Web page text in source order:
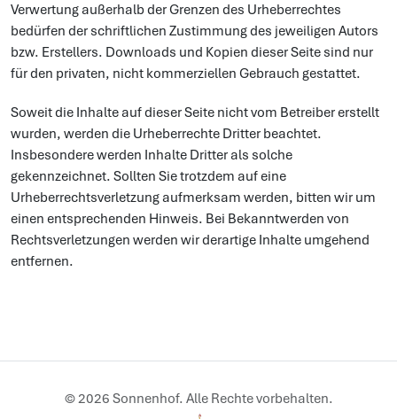
Verwertung außerhalb der Grenzen des Urheberrechtes
bedürfen der schriftlichen Zustimmung des jeweiligen Autors
bzw. Erstellers. Downloads und Kopien dieser Seite sind nur
für den privaten, nicht kommerziellen Gebrauch gestattet.
Soweit die Inhalte auf dieser Seite nicht vom Betreiber erstellt
wurden, werden die Urheberrechte Dritter beachtet.
Insbesondere werden Inhalte Dritter als solche
gekennzeichnet. Sollten Sie trotzdem auf eine
Urheberrechtsverletzung aufmerksam werden, bitten wir um
einen entsprechenden Hinweis. Bei Bekanntwerden von
Rechtsverletzungen werden wir derartige Inhalte umgehend
entfernen.
© 2026 Sonnenhof. Alle Rechte vorbehalten.